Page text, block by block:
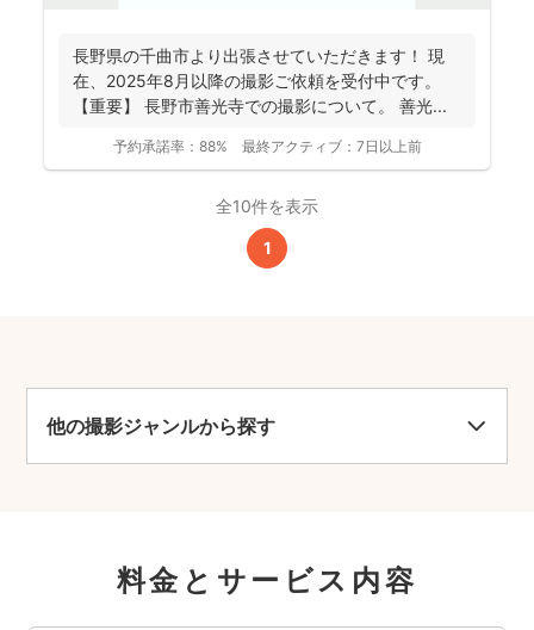
長野県の千曲市より出張させていただきます！ 現
在、2025年8月以降の撮影ご依頼を受付中です。
【重要】 長野市善光寺での撮影について。 善光...
予約承諾率： 88% 最終アクティブ： 7日以上前
全10件を表示
1
他の撮影ジャンルから探す
料金とサービス内容